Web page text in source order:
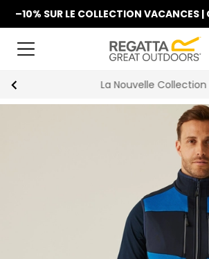
–10% SUR LE COLLECTION VACANCES
La Nouvelle Collection Est